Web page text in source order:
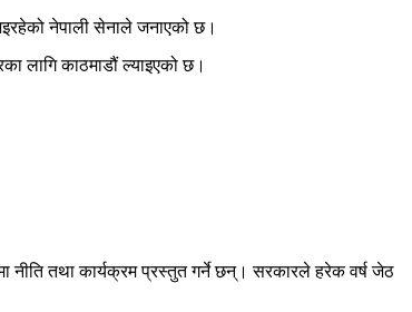
नेपाली सेनाले जनाएको छ।
लागि काठमाडौं ल्याइएको छ।
नीति तथा कार्यक्रम प्रस्तुत गर्ने छन्। सरकारले हरेक वर्ष जेठ